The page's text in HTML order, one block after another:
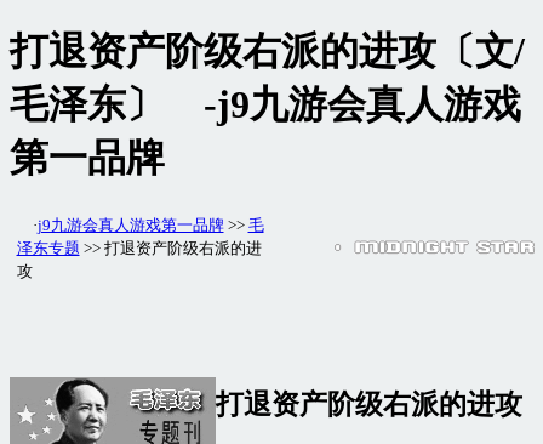
打退资产阶级右派的进攻〔文/
毛泽东〕 -j9九游会真人游戏
第一品牌
·j9九游会真人游戏第一品牌>> 毛
泽东专题 >> 打退资产阶级右派的进
攻
打退资产阶级右派的进攻